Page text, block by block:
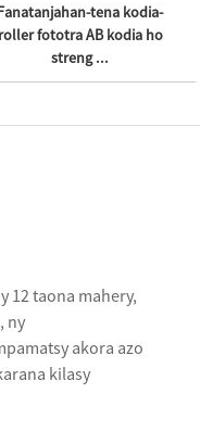
Kodiarana
an'ny hery
12 taona mahery,
ny
akora azo
kilasy